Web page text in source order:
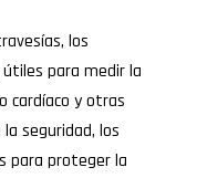
los
para medir la
cardíaco y otras
seguridad, los
para proteger la